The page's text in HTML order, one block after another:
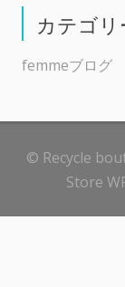
カテゴリ
femmeブログ
© Recycle
Store